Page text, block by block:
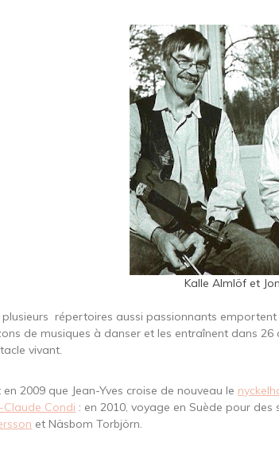
Kalle Almlöf et
plusieurs répertoires aussi passionnants emportent
de musiques à danser et les entraînent dans
vivant.
en 2009 que Jean-Yves croise de nouveau le
Claude Condi : en 2010, voyage en Suède pour
et Näsbom Torbjörn.